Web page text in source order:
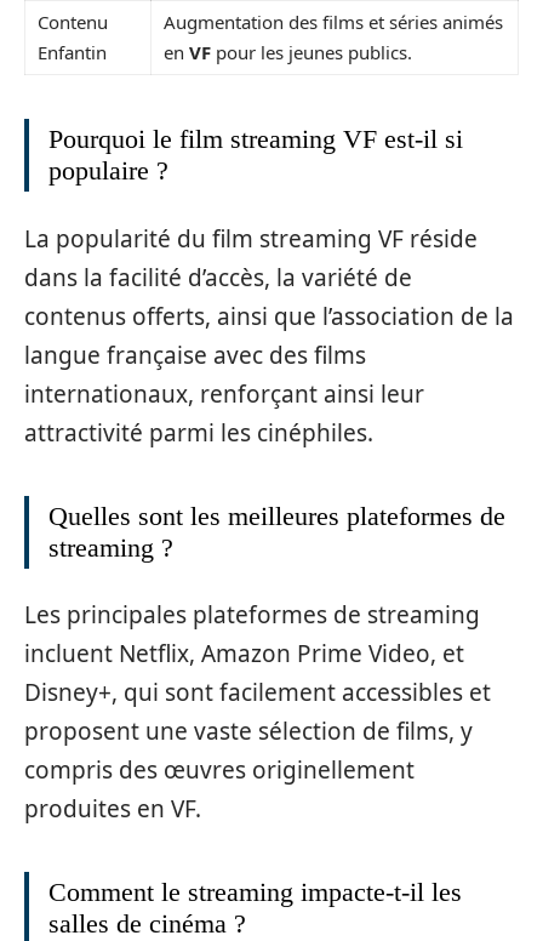
Contenu
Enfantin
Augmentation des films et séries animés
en VF pour les jeunes publics.
Pourquoi le film streaming VF est-il si
populaire ?
La popularité du film streaming VF réside
dans la facilité d’accès, la variété de
contenus offerts, ainsi que l’association de la
langue française avec des films
internationaux, renforçant ainsi leur
attractivité parmi les cinéphiles.
Quelles sont les meilleures plateformes de
streaming ?
Les principales plateformes de streaming
incluent Netflix, Amazon Prime Video, et
Disney+, qui sont facilement accessibles et
proposent une vaste sélection de films, y
compris des œuvres originellement
produites en VF.
Comment le streaming impacte-t-il les
salles de cinéma ?